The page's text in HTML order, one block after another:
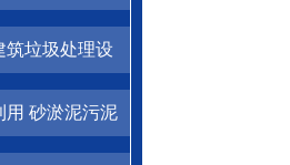
筑垃圾处理设
用 砂淤泥污泥